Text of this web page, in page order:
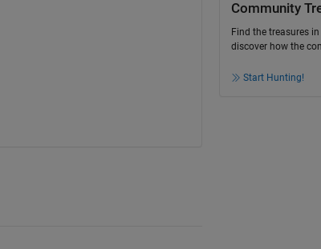
Community
Find the treasures
discover how the
Start Hunting!